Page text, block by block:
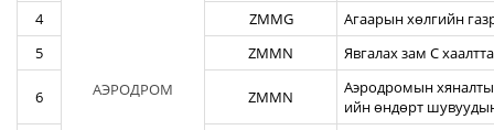
АЭРОДРОМ
4
ZMMG
Агаарын хөлгийн
5
ZMMN Явгалах зам С
6 ZMMN
Аэродромын
ийн өндөрт